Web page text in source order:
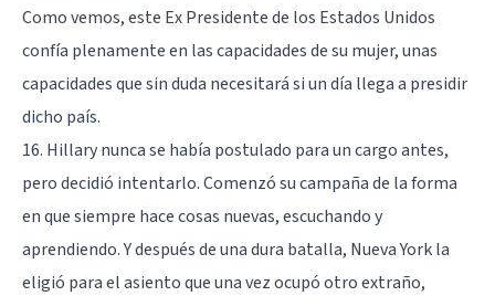
Como vemos, este Ex Presidente de los Estados Unidos
confía plenamente en las capacidades de su mujer, unas
capacidades que sin duda necesitará si un día llega a presidir
dicho país.
16. Hillary nunca se había postulado para un cargo antes,
pero decidió intentarlo. Comenzó su campaña de la forma
en que siempre hace cosas nuevas, escuchando y
aprendiendo. Y después de una dura batalla, Nueva York la
eligió para el asiento que una vez ocupó otro extraño,